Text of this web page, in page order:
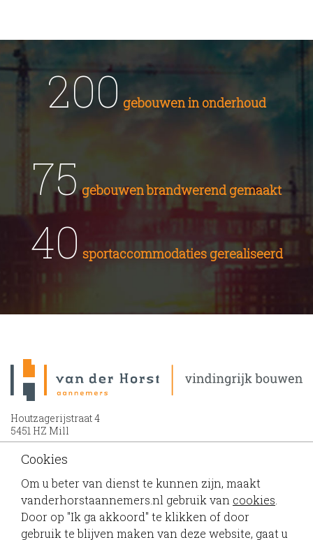
200 gebouwen in onderhoud
75 gebouwen brandwerend gemaakt
40 sportaccommodaties gerealiseerd
Houtzagerijstraat 4
5451 HZ Mill
0486 - 43 12 39
info@vanderhorstaannemers.nl
Cookies
Om u beter van dienst te kunnen zijn, maakt
vanderhorstaannemers.nl gebruik van cookies
Door op "Ik ga akkoord" te klikken of door
gebruik te blijven maken van deze website, gaat u